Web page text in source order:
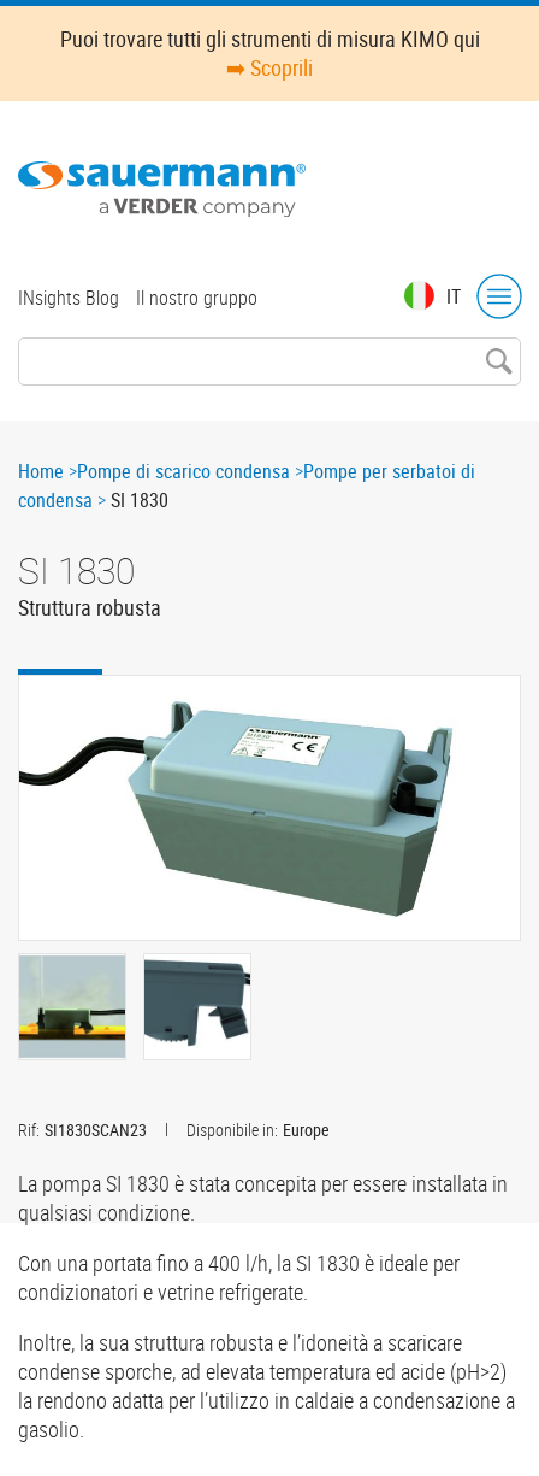
Skip
content
Puoi trovare tutti gli strumenti di misura KIMO qui
➡️ Scoprili
IT
Top
INsights Blog Il nostro gruppo
Breadcrumb
Home Pompe di scarico condensa Pompe per serbatoi di
condensa
SI 1830
SI 1830
Struttura robusta
Disponibile in: Europe
Rif: SI1830SCAN23
La pompa SI 1830 è stata concepita per essere installata in
qualsiasi condizione.
Con una portata fino a 400 l/h, la SI 1830 è ideale per
condizionatori e vetrine refrigerate.
Inoltre, la sua struttura robusta e l’idoneità a scaricare
condense sporche, ad elevata temperatura ed acide (pH>2)
la rendono adatta per l’utilizzo in caldaie a condensazione a
gasolio.